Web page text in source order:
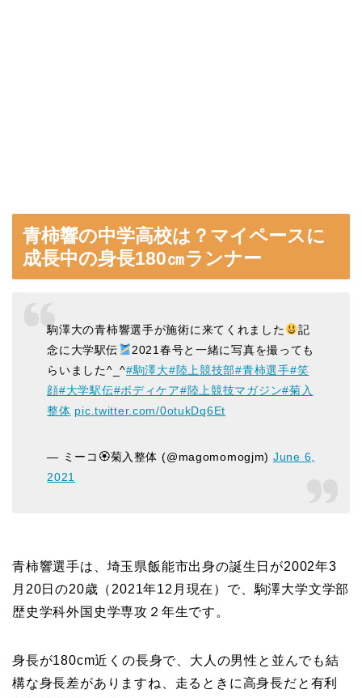
青柿響の中学高校は？マイペースに
成長中の身長180㎝ランナー
駒澤大の青柿響選手が施術に来てくれました
記
念に大学駅伝
2021春号と一緒に写真を撮っても
らいました^_^#駒澤大#陸上競技部#青柿選手#笑
顔#大学駅伝#ボディケア#陸上競技マガジン#菊入
整体 pic.twitter.com/0otukDq6Et
— ミーコ🏵菊入整体 (@magomomogjm) June 6,
2021
青柿響選手は、埼玉県飯能市出身の誕生日が2002年3
月20日の20歳（2021年12月現在）で、駒澤大学文学部
歴史学科外国史学専攻２年生です。
身長が180cm近くの長身で、大人の男性と並んでも結
構な身長差がありますね、走るときに高身長だと有利